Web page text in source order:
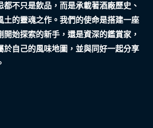
都不只是飲品，而是承載著酒廠歷史、
土的靈魂之作。我們的使命是搭建一座
開始探索的新手，還是資深的鑑賞家，
於自己的風味地圖，並與同好一起分享